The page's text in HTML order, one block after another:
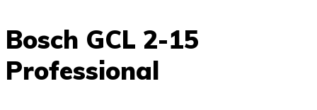
Bosch GCL 2-15
Professional